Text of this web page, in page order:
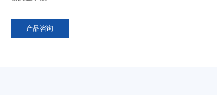
产品咨询